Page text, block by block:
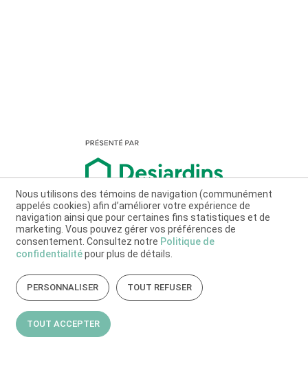
Nous utilisons des témoins de navigation (communément
appelés cookies) afin d’améliorer votre expérience de
navigation ainsi que pour certaines fins statistiques et de
marketing. Vous pouvez gérer vos préférences de
consentement. Consultez notre Politique de
confidentialitépour plus de détails.
PERSONNALISER TOUT REFUSER
TOUT ACCEPTER